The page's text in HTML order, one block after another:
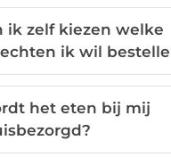
ik zelf kiezen welke
ik wil
het eten bij mij